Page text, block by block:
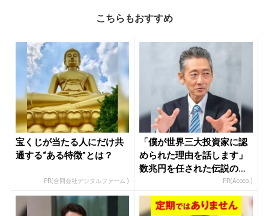
こちらもおすすめ
宝くじが当たる人にだけ共
通する“ある特徴”とは？
PR(合同会社デジタルファーム )
「僕が世界三大投資家に認
められた理由を話します」
数兆円を任された伝説の投
PR(Acoco.)